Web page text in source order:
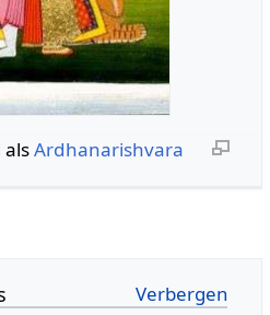
alsArdhanarishvara